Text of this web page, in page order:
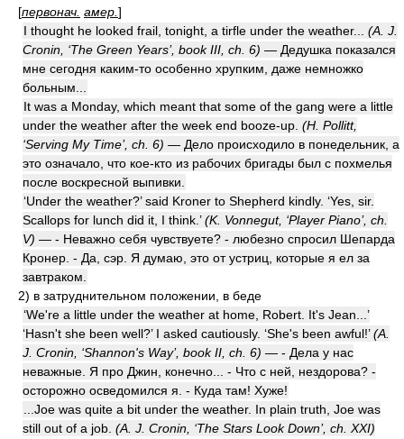
[первонач. амер. ]
I thought he looked frail, tonight, a tirfle under the weather... (A. J.
Cronin, ‘The Green Years’, book III, ch. 6) — Дедушка показался
мне сегодня каким-то особенно хрупким, даже немножко
больным...
It was a Monday, which meant that some of the gang were a little
under the weather after the week end booze-up. (H. Pollitt,
‘Serving My Time’, ch. 6) — Дело происходило в понедельник, а
это означало, что кое-кто из рабочих бригады был с похмелья
после воскресной выпивки.
‘Under the weather?’ said Kroner to Shepherd kindly. ‘Yes, sir.
Scallops for lunch did it, I think.’(K. Vonnegut, ‘Player Piano’, ch.
V) — - Неважно себя чувствуете? - любезно спросил Шепарда
Кронер. - Да, сэр. Я думаю, это от устриц, которые я ел за
завтраком.
2) в затруднительном положении, в беде
‘We're a little under the weather at home, Robert. It's Jean...’
‘Hasn't she been well?’ I asked cautiously. ‘She's been awful!’(A.
J. Cronin, ‘Shannon's Way’, book II, ch. 6) — - Дела у нас
неважные. Я про Джин, конечно... - Что с ней, нездорова? -
осторожно осведомился я. - Куда там! Хуже!
...Joe was quite a bit under the weather. In plain truth, Joe was
still out of a job. (A. J. Cronin, ‘The Stars Look Down’, ch. XXI)